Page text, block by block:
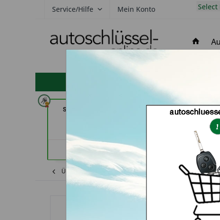
Service/Hilfe Mein Konto Select
hohe Kundenzufriedenheit
Schuh und Schlüssel Profi
Autoschlüssel
Übersicht Shop